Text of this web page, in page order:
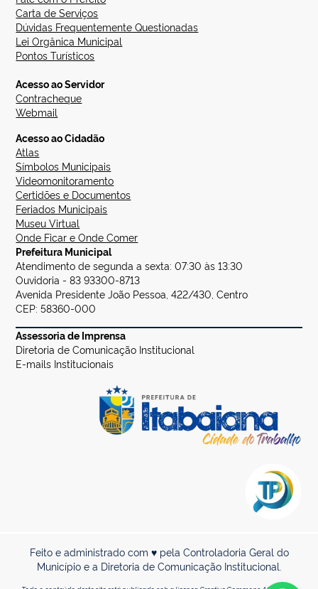
Carta de Serviços
Dúvidas Frequentemente Questionadas
Lei Orgânica Municipal
Pontos Turísticos
Acesso ao Servidor
Contracheque
Webmail
Acesso ao Cidadão
Atlas
Símbolos Municipais
Videomonitoramento
Certidões e Documentos
Feriados Municipais
Museu Virtual
Onde Ficar e Onde Comer
Prefeitura Municipal
Atendimento de segunda a sexta: 07:30 às 13:30
Ouvidoria - 83 93300-8713
Avenida Presidente João Pessoa, 422/430, Centro
CEP: 58360-000
Assessoria de Imprensa
Diretoria de Comunicação Institucional
E-mails Institucionais
Feito e administrado com ♥ pela Controladoria Geral do
Município e a Diretoria de Comunicação Institucional.